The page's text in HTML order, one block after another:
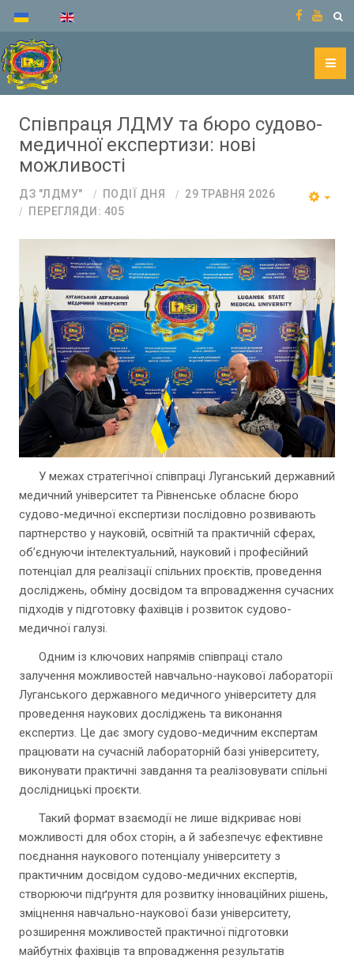
Співпраця ЛДМУ та бюро судово-
медичної експертизи: нові
можливості
ДЗ "ЛДМУ" ПОДІЇ ДНЯ
29 ТРАВНЯ 2026
ПЕРЕГЛЯДИ: 405
У межах стратегічної співпраці Луганський державний
медичний університет та Рівненське обласне бюро
судово-медичної експертизи послідовно розвивають
партнерство у науковій, освітній та практичній сферах,
об’єднуючи інтелектуальний, науковий і професійний
потенціал для реалізації спільних проєктів, проведення
досліджень, обміну досвідом та впровадження сучасних
підходів у підготовку фахівців і розвиток судово-
медичної галузі.
Одним із ключових напрямів співпраці стало
залучення можливостей навчально-наукової лабораторії
Луганського державного медичного університету для
проведення наукових досліджень та виконання
експертиз. Це дає змогу судово-медичним експертам
працювати на сучасній лабораторній базі університету,
виконувати практичні завдання та реалізовувати спільні
дослідницькі проєкти.
Такий формат взаємодії не лише відкриває нові
можливості для обох сторін, а й забезпечує ефективне
поєднання наукового потенціалу університету з
практичним досвідом судово-медичних експертів,
створюючи підґрунтя для розвитку інноваційних рішень,
зміцнення навчально-наукової бази університету,
розширення можливостей практичної підготовки
майбутніх фахівців та впровадження результатів